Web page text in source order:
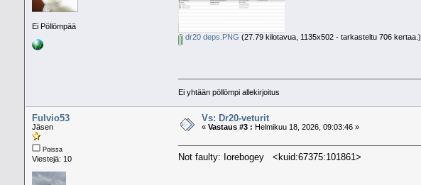
Ei Pöllömpää
dr20 deps.PNG (27.79 kilotavua, 1135x502 - tarkasteltu 706 kertaa.)
Ei yhtään pöllömpi allekirjoitus
Fulvio53
Jäsen
Poissa
Viestejä: 10
Vs: Dr20-veturit
« Vastaus #3 : Helmikuu 18, 2026, 09:03:46 »
Not faulty: Iorebogey <kuid:67375:101861>